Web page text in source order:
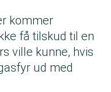
kommer
få tilskud til en
ville kunne, hvis
ud med